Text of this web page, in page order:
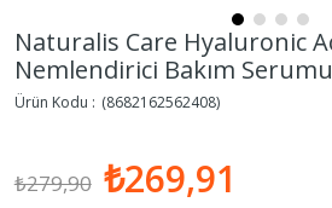
Naturalis Care Hyaluronic
Nemlendirici Bakım
(8682162562408)
₺279,90 ₺269,91